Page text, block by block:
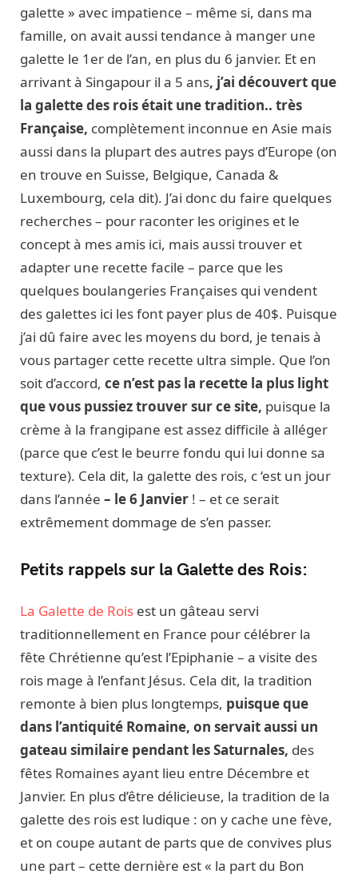
galette » avec impatience – même si, dans ma
famille, on avait aussi tendance à manger une
galette le 1er de l’an, en plus du 6 janvier. Et en
arrivant à Singapour il a 5 ans, j’ai découvert que
la galette des rois était une tradition.. très
Française, complètement inconnue en Asie mais
aussi dans la plupart des autres pays d’Europe (on
en trouve en Suisse, Belgique, Canada &
Luxembourg, cela dit). J’ai donc du faire quelques
recherches – pour raconter les origines et le
concept à mes amis ici, mais aussi trouver et
adapter une recette facile – parce que les
quelques boulangeries Françaises qui vendent
des galettes ici les font payer plus de 40$. Puisque
j’ai dû faire avec les moyens du bord, je tenais à
vous partager cette recette ultra simple. Que l’on
soit d’accord, ce n’est pas la recette la plus light
que vous pussiez trouver sur ce site, puisque la
crème à la frangipane est assez difficile à alléger
(parce que c’est le beurre fondu qui lui donne sa
texture). Cela dit, la galette des rois, c ‘est un jour
dans l’année – le 6 Janvier ! – et ce serait
extrêmement dommage de s’en passer.
Petits rappels sur la Galette des Rois:
La Galette de Rois est un gâteau servi
traditionnellement en France pour célébrer la
fête Chrétienne qu’est l’Epiphanie – a visite des
rois mage à l’enfant Jésus. Cela dit, la tradition
remonte à bien plus longtemps, puisque que
dans l’antiquité Romaine, on servait aussi un
gateau similaire pendant les Saturnales, des
fêtes Romaines ayant lieu entre Décembre et
Janvier. En plus d’être délicieuse, la tradition de la
galette des rois est ludique : on y cache une fève,
et on coupe autant de parts que de convives plus
une part – cette dernière est « la part du Bon